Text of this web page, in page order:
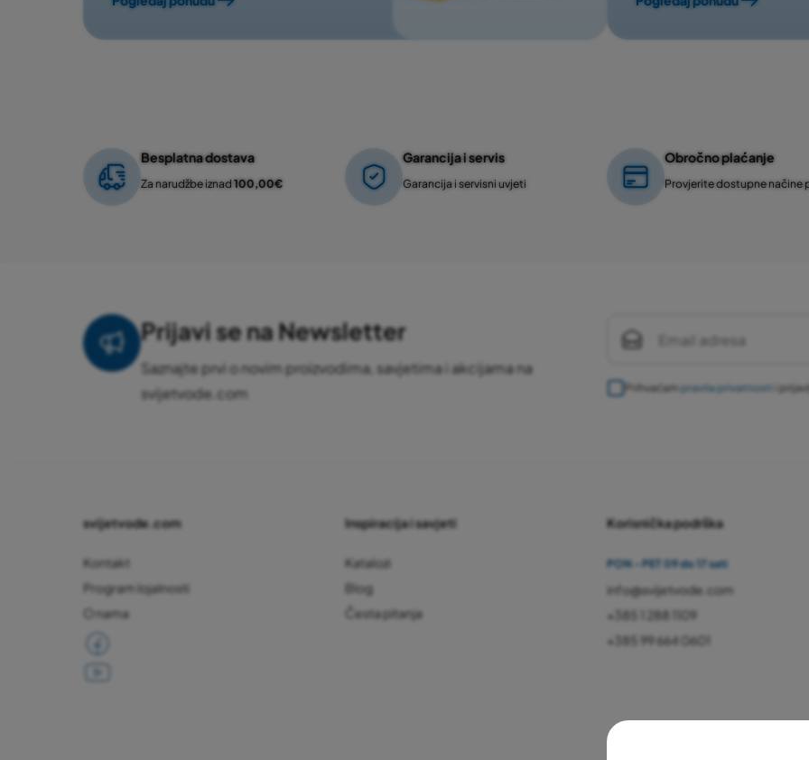
Besplatna dostava
Za narudžbe iznad 100,00€
Garancija i servis
Garancija i servisni uvjeti
Obročno plaćanje
Provjerite dostupne načine
Prijavi se na Newsletter
Saznajte prvi o novim proizvodima, savjetima i akcijama na
svijetvode.com
Prihvaćam pravila privatnosti i
svijetvode.com
Kontakt
Program lojalnosti
O nama
Inspiracija i savjeti
Katalozi
Blog
Česta pitanja
Korisnička podrška
PON - PET 09 do 17 sati
info@svijetvode.com
+385 1 288 1109
+385 99 664 0601